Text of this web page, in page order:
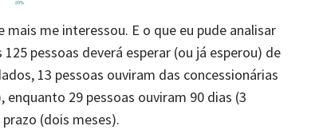
me interessou. E o que eu pude analisar
pessoas deverá esperar (ou já esperou) de
13 pessoas ouviram das concessionárias
enquanto 29 pessoas ouviram 90 dias (3
(dois meses).